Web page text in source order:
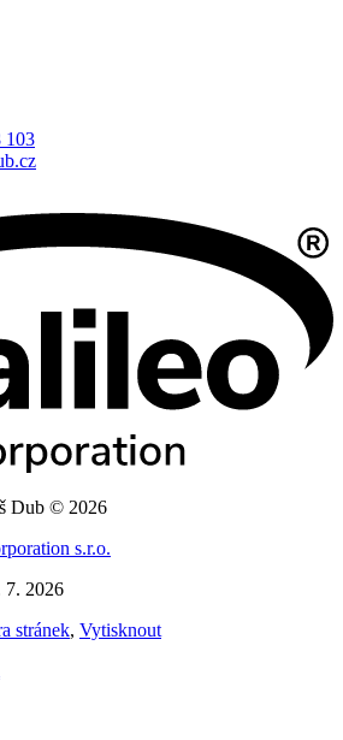
103
Dub © 2026
s.r.o.
7. 2026
stránek, Vytisknout